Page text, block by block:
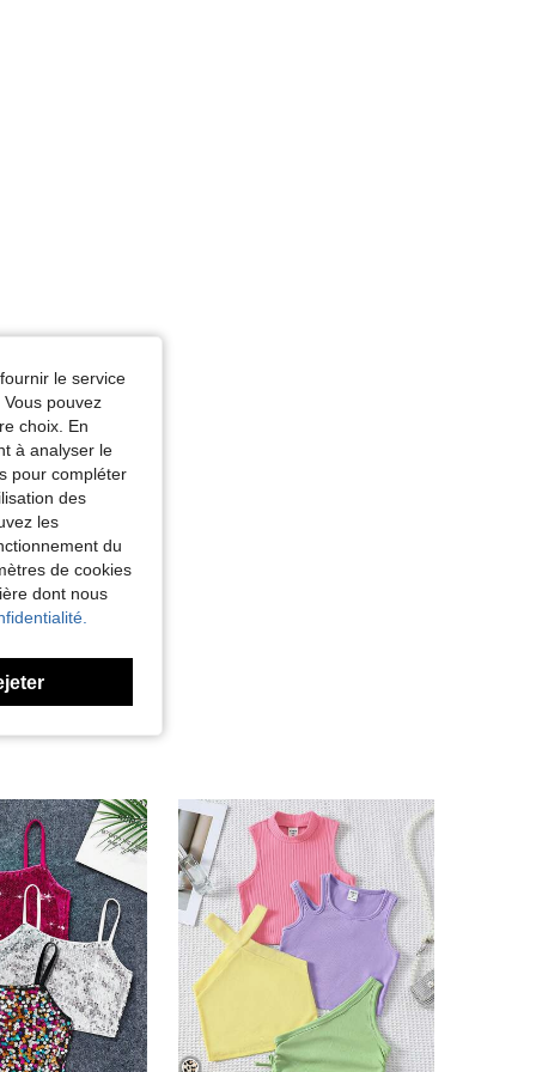
Taille: 6Y
le service
pouvez
choix. En
à analyser le
pour compléter
des
les
du
de cookies
dont nous